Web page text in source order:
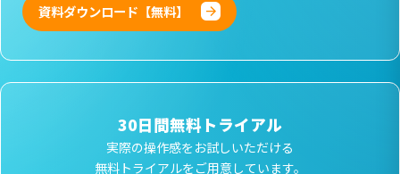
資料ダウンロード【無料】
30日間無料トライアル
実際の操作感をお試しいただける
無料トライアルをご用意しています。